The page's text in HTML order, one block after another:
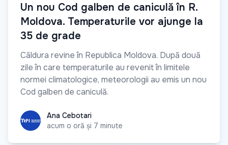
Un nou Cod galben de caniculă în R.
Moldova. Temperaturile vor ajunge la
35 de grade
Căldura revine în Republica Moldova. După două
zile în care temperaturile au revenit în limitele
normei climatologice, meteorologii au emis un nou
Cod galben de caniculă.
Ana CebotariAna Cebotari
acum o oră și 7 minute